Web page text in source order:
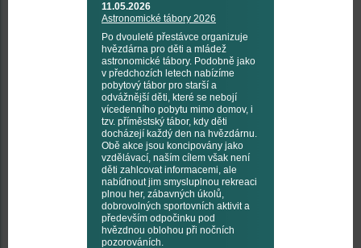
11.05.2026
Astronomické tábory 2026
Po dvouleté přestávce organizuje
hvězdárna pro děti a mládež
astronomické tábory. Podobně jako
v předchozích letech nabízíme
pobytový tábor pro starší a
odvážnější děti, které se nebojí
vícedenního pobytu mimo domov, i
tzv. příměstský tábor, kdy děti
docházejí každý den na hvězdárnu.
Obě akce jsou koncipovány jako
vzdělávací, naším cílem však není
děti zahlcovat informacemi, ale
nabídnout jim smysluplnou rekreaci
plnou her, zábavných úkolů,
dobrovolných sportovních aktivit a
především odpočinku pod
hvězdnou oblohou při nočních
pozorováních.